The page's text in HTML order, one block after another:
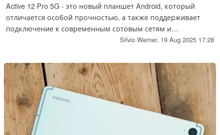
Active 12 Pro 5G - это новый планшет Android, который
отличается особой прочностью, а также поддерживает
подключение к современным сотовым сетям и
поставляется с проектором. Устройство доступно в двух
Silvio Werner, 19 Aug 2025 17:28